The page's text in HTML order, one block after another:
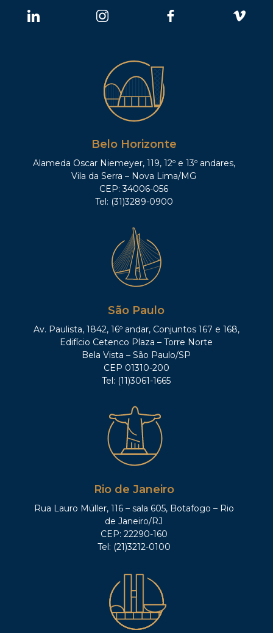
Belo Horizonte
Alameda Oscar Niemeyer, 119, 12º e 13º andares,
Vila da Serra – Nova Lima/MG
CEP: 34006-056
Tel: (31)3289-0900
São Paulo
Av. Paulista, 1842, 16º andar, Conjuntos 167 e 168,
Edifício Cetenco Plaza – Torre Norte
Bela Vista – São Paulo/SP
CEP 01310-200
Tel: (11)3061-1665
Rio de Janeiro
Rua Lauro Müller, 116 – sala 605, Botafogo – Rio
de Janeiro/RJ
CEP: 22290-160
Tel: (21)3212-0100